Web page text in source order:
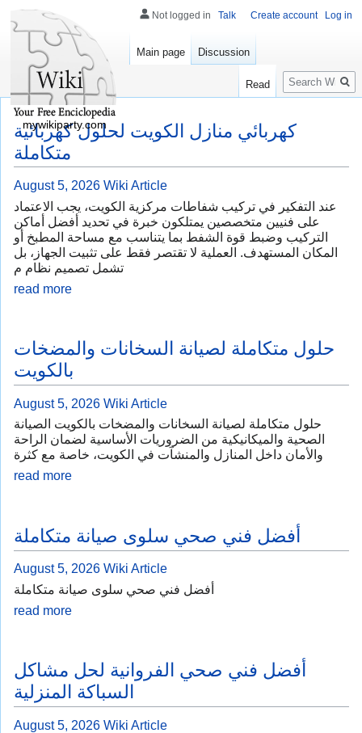
كهربائي منازل الكويت لحلول كهربائية
متكاملة
August 5, 2026 Wiki Article
عند التفكير في تركيب شفاطات مركزية الكويت، يجب الاعتماد
على فنيين متخصصين يمتلكون خبرة في تحديد أفضل أماكن
التركيب وضبط قوة الشفط بما يتناسب مع مساحة المطبخ أو
المكان المستهدف. العملية لا تقتصر فقط على تثبيت الجهاز، بل
تشمل تصميم نظام م
read more
حلول متكاملة لصيانة السخانات والمضخات
بالكويت
August 5, 2026 Wiki Article
حلول متكاملة لصيانة السخانات والمضخات بالكويت الصيانة
الصحية والميكانيكية من الضروريات الأساسية لضمان الراحة
والأمان داخل المنازل والمنشآت في الكويت، خاصة مع كثرة
read more
أفضل فني صحي سلوى صيانة متكاملة
August 5, 2026 Wiki Article
أفضل فني صحي سلوى صيانة متكاملة
read more
أفضل فني صحي الفروانية لحل مشاكل
السباكة المنزلية
August 5, 2026 Wiki Article
Not logged in Talk Create account Log in
Main page Discussion
Read
Search
mywikiparty.com